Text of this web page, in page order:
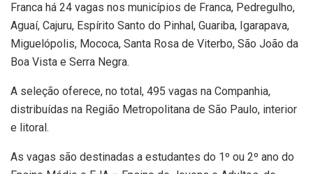
Franca há 24 vagas nos municípios de Franca, Pedregulho,
Aguaí, Cajuru, Espírito Santo do Pinhal, Guariba, Igarapava,
Miguelópolis, Mococa, Santa Rosa de Viterbo, São João da
Boa Vista e Serra Negra.
A seleção oferece, no total, 495 vagas na Companhia,
distribuídas na Região Metropolitana de São Paulo, interior
e litoral.
As vagas são destinadas a estudantes do 1º ou 2º ano do